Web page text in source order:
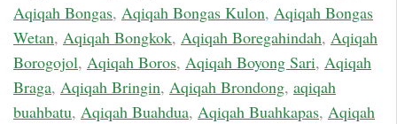
Aqiqah Bongas, Aqiqah Bongas Kulon, Aqiqah Bongas
Wetan, Aqiqah Bongkok, Aqiqah Boregahindah, Aqiqah
Borogojol, Aqiqah Boros, Aqiqah Boyong Sari, Aqiqah
Braga, Aqiqah Bringin, Aqiqah Brondong, aqiqah
buahbatu, Aqiqah Buahdua, Aqiqah Buahkapas, Aqiqah